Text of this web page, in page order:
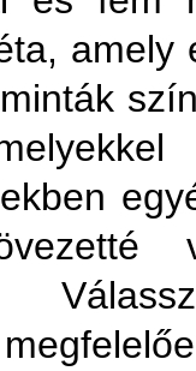
amely